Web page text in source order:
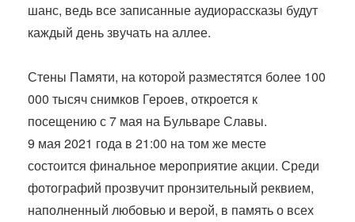
шанс, ведь все записанные аудиорассказы будут
каждый день звучать на аллее.
Стены Памяти, на которой разместятся более 100
000 тысяч снимков Героев, откроется к
посещению с 7 мая на Бульваре Славы.
9 мая 2021 года в 21:00 на том же месте
состоится финальное мероприятие акции. Среди
фотографий прозвучит пронзительный реквием,
наполненный любовью и верой, в память о всех